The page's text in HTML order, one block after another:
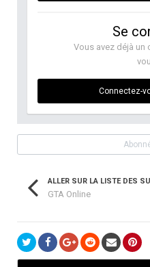
Se
Vous avez déjà un
Connectez-
ALLER SUR LA LISTE DES
GTA Online